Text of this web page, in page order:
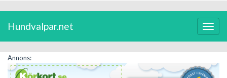
Växla
Hundvalpar.net
Annons: